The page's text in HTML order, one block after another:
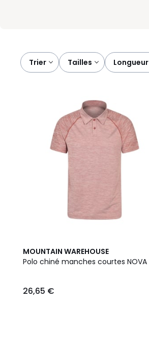
Trier tailles longueur
MOUNTAIN WAREHOUSE
Polo chiné manches courtes NOVA
€.
26,65 €